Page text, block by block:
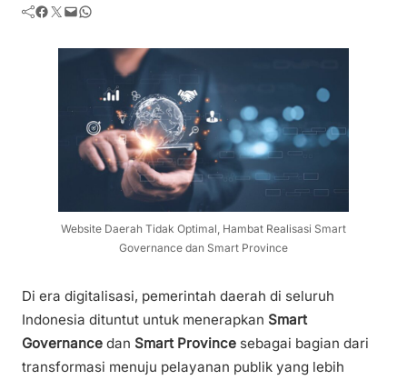
Facebook Twitter Mail WhatsApp
Website Daerah Tidak Optimal, Hambat Realisasi Smart
Governance dan Smart Province
Di era digitalisasi, pemerintah daerah di seluruh
Indonesia dituntut untuk menerapkan Smart
Governance dan Smart Province sebagai bagian dari
transformasi menuju pelayanan publik yang lebih